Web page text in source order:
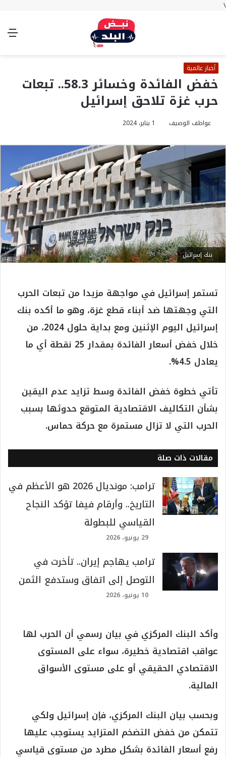
\
الوضع
أخبار عالمية
خفض الفائدة وخسائر 58.3.. تبعات
حرب غزة تلاحق إسرائيل
عواطف الوصيف 1 يناير، 2024
بنك إسرائيل
تستمر إسرائيل في مواجهة مزيدا من تبعات الحرب
التي وجهتها ضد أبناء قطع غزة، وهو ما أكده بنك
إسرائيل اليوم الإثنين ومع بداية حلول 2024، من
خلال خفض أسعار الفائدة بمقدار 25 نقطة أي ما
يعادل 4.5%.
تأتي خطوة خفض الفائدة وسط تزايد عدم اليقين
بشأن التكاليف الاقتصادية المتوقع حدوثها بسبب
الحرب التي لا تزال مستمرة مع حركة حماس.
مقالات ذات صلة
ترامب: مونديال 2026 هو الأعظم في
التاريخ.. وأرقام فيفا تؤكد النجاح
القياسي للبطولة
29 يونيو، 2026
ترامب يهاجم إيران.. تأخرت في
التوصل إلى اتفاق وستدفع الثمن
10 يونيو، 2026
وأكد البنك المركزي في بيان رسمي أن الحرب لها
عواقب اقتصادية خطيرة، سواء على المستوى
الاقتصادي الحقيقي أو على مستوى الأسواق
المالية.
وبحسب بيان البنك المركزي، فإن إسرائيل ولكي
تتمكن من خفض التضخم المتزايد يستوجب عليها
رفع أسعار الفائدة بشكل مطرد من مستوى قياسي